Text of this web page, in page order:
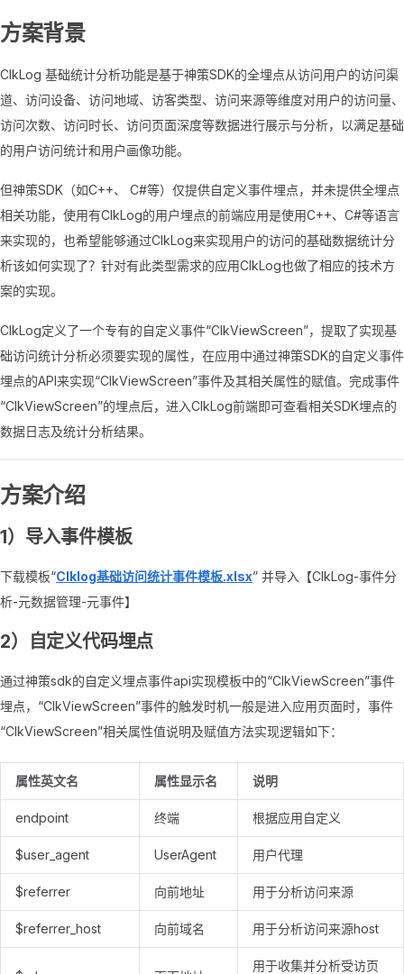
方案背景
ClkLog 基础统计分析功能是基于神策SDK的全埋点从访问用户的访问渠
道、访问设备、访问地域、访客类型、访问来源等维度对用户的访问量、
访问次数、访问时长、访问页面深度等数据进行展示与分析，以满足基础
的用户访问统计和用户画像功能。
但神策SDK（如C++、 C#等）仅提供自定义事件埋点，并未提供全埋点
相关功能，使用有ClkLog的用户埋点的前端应用是使用C++、C#等语言
来实现的，也希望能够通过ClkLog来实现用户的访问的基础数据统计分
析该如何实现了？针对有此类型需求的应用ClkLog也做了相应的技术方
案的实现。
ClkLog定义了一个专有的自定义事件“ClkViewScreen”，提取了实现基
础访问统计分析必须要实现的属性，在应用中通过神策SDK的自定义事件
埋点的API来实现“ClkViewScreen”事件及其相关属性的赋值。完成事件
“ClkViewScreen”的埋点后，进入ClkLog前端即可查看相关SDK埋点的
数据日志及统计分析结果。
方案介绍
1）导入事件模板
下载模板“Clklog基础访问统计事件模板.xlsx” 并导入【ClkLog-事件分
析-元数据管理-元事件】
2）自定义代码埋点
通过神策sdk的自定义埋点事件api实现模板中的“ClkViewScreen”事件
埋点，“ClkViewScreen”事件的触发时机一般是进入应用页面时，事件
“ClkViewScreen”相关属性值说明及赋值方法实现逻辑如下：
属性英文名 属性显示名 说明
endpoint 终端 根据应用自定义
$user_agent UserAgent 用户代理
$referrer 向前地址 用于分析访问来源
$referrer_host 向前域名 用于分析访问来源host
用于收集并分析受访页